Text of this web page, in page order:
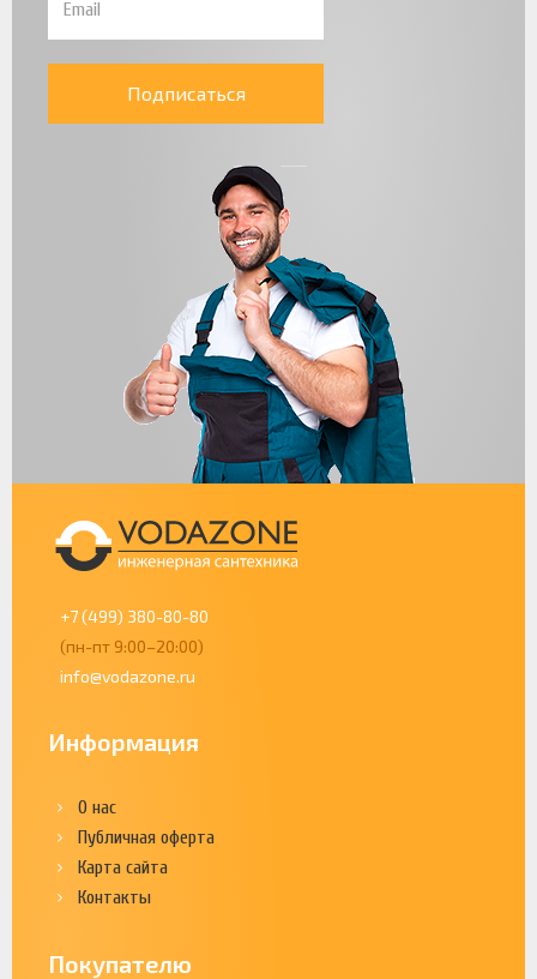
Подписаться
+7 (499) 380-80-80
(пн-пт 9:00–20:00)
info@vodazone.ru
Информация
О нас
Публичная оферта
Карта сайта
Контакты
Покупателю